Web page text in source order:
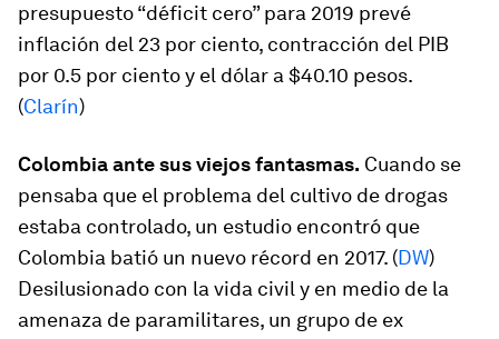
presupuesto “déficit cero” para 2019 prevé
inflación del 23 por ciento, contracción del PIB
por 0.5 por ciento y el dólar a $40.10 pesos.
(Clarín)
Colombia ante sus viejos fantasmas. Cuando se
pensaba que el problema del cultivo de drogas
estaba controlado, un estudio encontró que
Colombia batió un nuevo récord en 2017. (DW)
Desilusionado con la vida civil y en medio de la
amenaza de paramilitares, un grupo de ex